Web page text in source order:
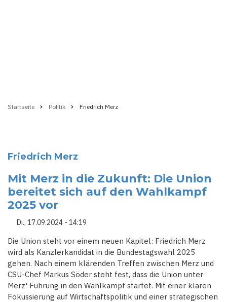
Startseite Politik Friedrich Merz
Friedrich Merz
Mit Merz in die Zukunft: Die Union
bereitet sich auf den Wahlkampf
2025 vor
Di., 17.09.2024 - 14:19
Die Union steht vor einem neuen Kapitel: Friedrich Merz
wird als Kanzlerkandidat in die Bundestagswahl 2025
gehen. Nach einem klärenden Treffen zwischen Merz und
CSU-Chef Markus Söder steht fest, dass die Union unter
Merz' Führung in den Wahlkampf startet. Mit einer klaren
Fokussierung auf Wirtschaftspolitik und einer strategischen